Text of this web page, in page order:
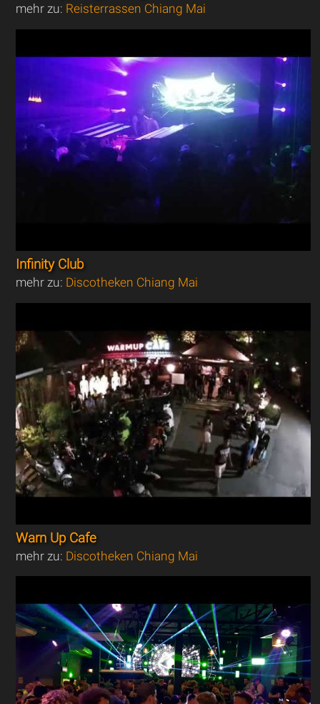
mehr zu: Reisterrassen Chiang Mai
Infinity Club
mehr zu: Discotheken Chiang Mai
Warn Up Cafe
mehr zu: Discotheken Chiang Mai